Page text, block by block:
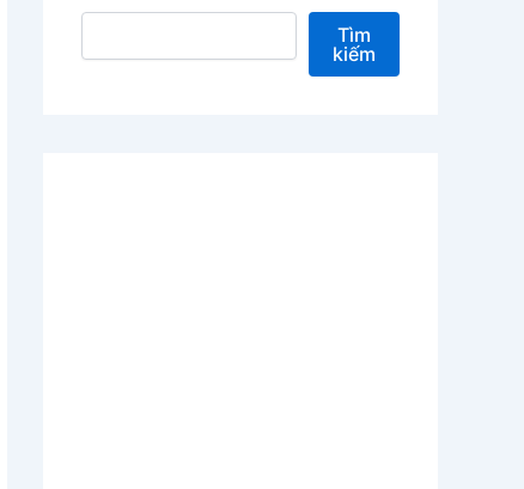
Tìm kiếm
Tìm
kiếm